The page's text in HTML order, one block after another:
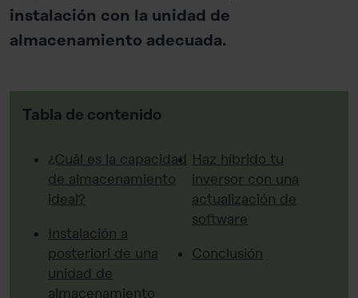
instalación con la unidad de
almacenamiento adecuada.
Tabla de contenido
¿Cuál es la capacidad
de almacenamiento
ideal?
Instalación a
posteriori de una
unidad de
almacenamiento
Haz híbrido tu
inversor con una
actualización de
software
Conclusión